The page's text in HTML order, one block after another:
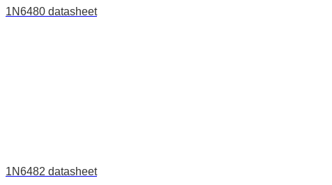
1N6480 datasheet
1N6482 datasheet